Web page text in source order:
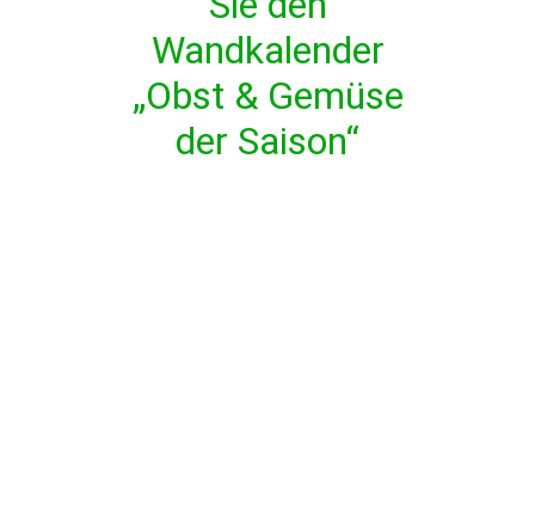
Wandkalender
„Obst & Gemüse
der Saison“